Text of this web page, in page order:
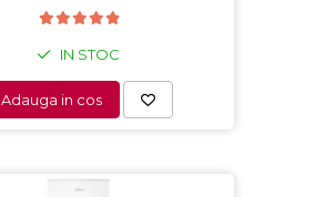
IN STOC
Adauga in cos